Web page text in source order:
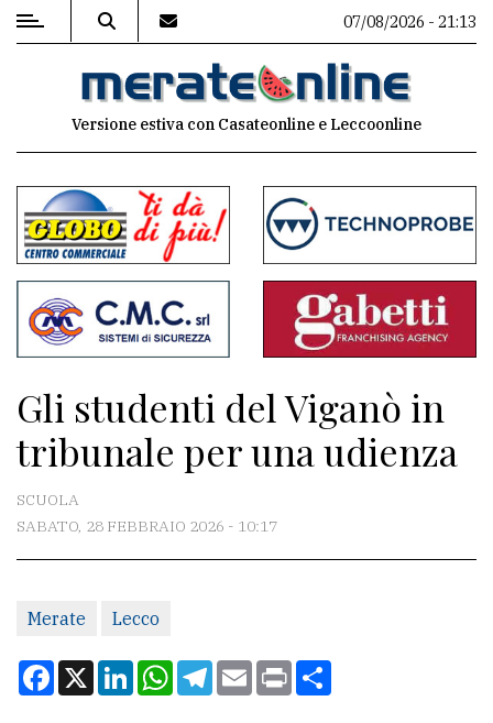
MENU
commenti
Contenuti
del
sito
Associazioni
Meteo
redazione
Scrivici
07/08/2026 - 21:13
Versione estiva con Casateonline e Leccoonline
Gli studenti del Viganò in
tribunale per una udienza
SCUOLA
SABATO, 28 FEBBRAIO 2026 - 10:17
Merate Lecco
Facebook
X LinkedInWhatsApp
Telegram
EmailPrint